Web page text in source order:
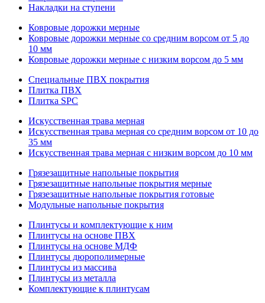
Накладки на ступени
Ковровые дорожки мерные
Ковровые дорожки мерные со средним ворсом от 5 до
10 мм
Ковровые дорожки мерные с низким ворсом до 5 мм
Специальные ПВХ покрытия
Плитка ПВХ
Плитка SPC
Искуccтвенная трава мерная
Искусственная трава мерная со средним ворсом от 10 до
35 мм
Искусственная трава мерная с низким ворсом до 10 мм
Грязезащитные напольные покрытия
Грязезащитные напольные покрытия мерные
Грязезащитные напольные покрытия готовые
Модульные напольные покрытия
Плинтусы и комплектующие к ним
Плинтусы на основе ПВХ
Плинтусы на основе МДФ
Плинтусы дюрополимерные
Плинтусы из массива
Плинтусы из металла
Комплектующие к плинтусам